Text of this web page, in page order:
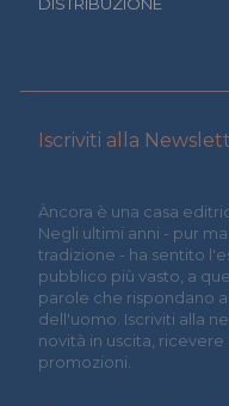
Iscriviti alla
Àncora è una casa
Negli ultimi anni - pur
tradizione - ha sentito
pubblico più vasto, a
parole che rispondano
dell'uomo. Iscriviti alla
novità in uscita,
promozioni.